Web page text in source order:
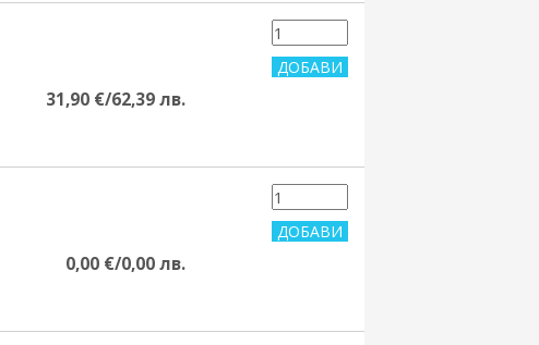
31,90 €/62,39 лв.
0,00 €/0,00 лв.